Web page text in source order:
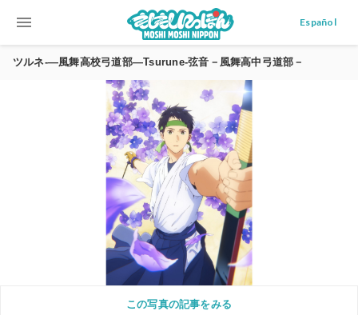
menu Español
ツルネ-―風舞高校弓道部―Tsurune-弦音－風舞高中弓道部－
この写真の記事をみる